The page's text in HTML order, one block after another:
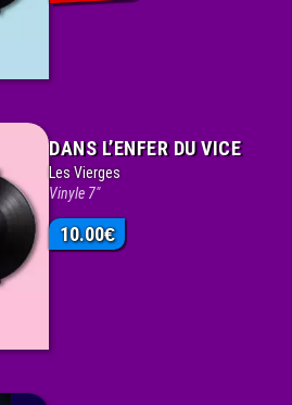
DANS L’ENFER DU VICE
Les Vierges
Vinyle 7"
10.00€